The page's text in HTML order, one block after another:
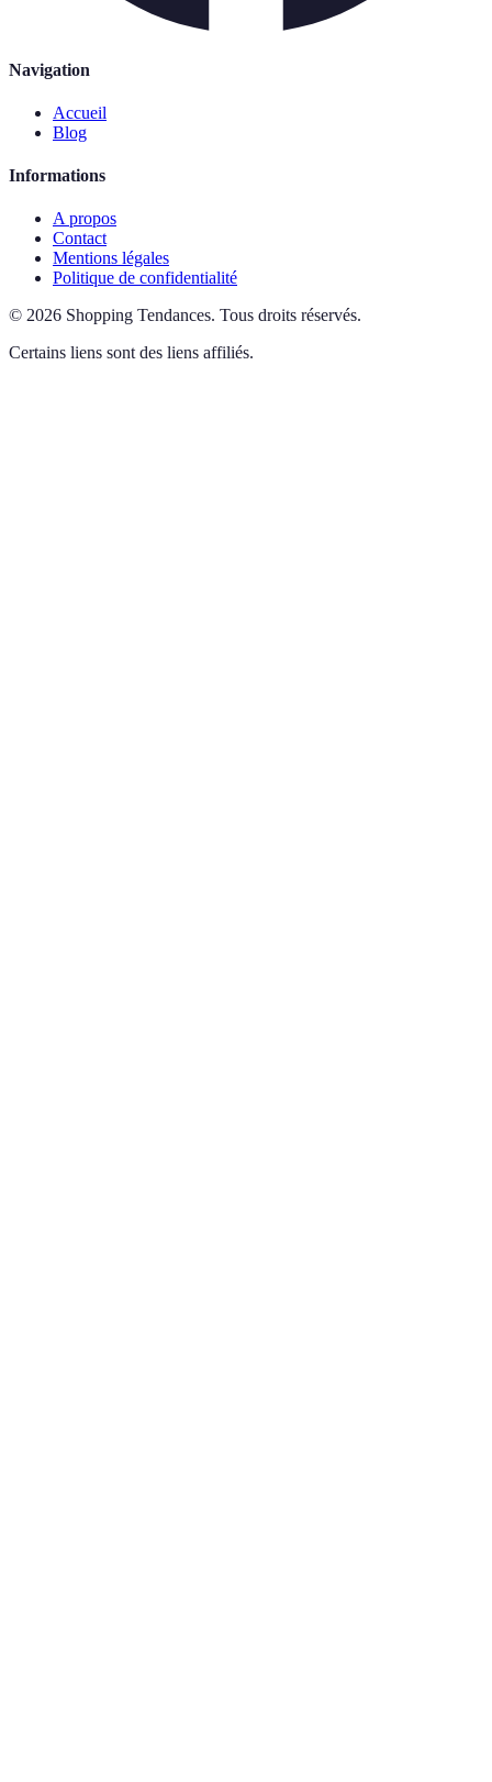
Navigation
Accueil
Blog
Informations
A propos
Contact
Mentions légales
Politique de confidentialité
© 2026 Shopping Tendances. Tous droits réservés.
Certains liens sont des liens affiliés.